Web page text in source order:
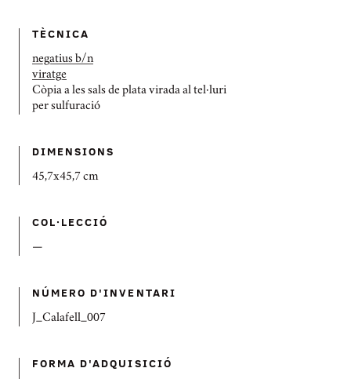
TÈCNICA
negatius b/n
viratge
Còpia a les sals de plata virada al tel·luri
per sulfuració
DIMENSIONS
45,7x45,7 cm
COL·LECCIÓ
—
NÚMERO D'INVENTARI
J_Calafell_007
FORMA D'ADQUISICIÓ